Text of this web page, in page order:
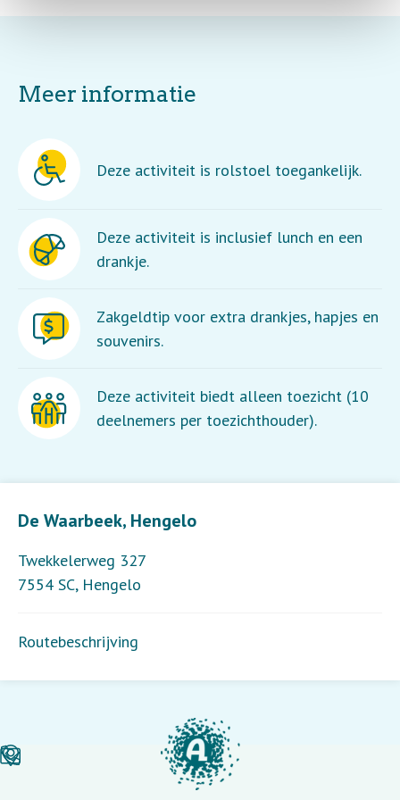
De Waarbeek, Hengelo
Twekkelerweg 327
7554 SC, Hengelo
Routebeschrijving
Meer informatie
Deze activiteit is rolstoel toegankelijk.
Deze activiteit is inclusief lunch en een
drankje.
Zakgeldtip voor extra drankjes, hapjes en
souvenirs.
Deze activiteit biedt alleen toezicht (10
deelnemers per toezichthouder).